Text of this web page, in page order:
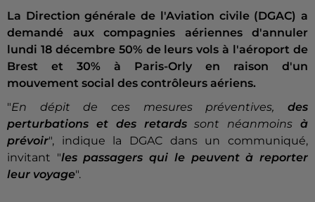
La Direction générale de l'Aviation civile (DGAC) a
demandé aux compagnies aériennes d'annuler
lundi 18 décembre 50% de leurs vols à l'aéroport de
Brest et 30% à Paris-Orly en raison d'un
mouvement social des contrôleurs aériens.
"En dépit de ces mesures préventives, des
perturbations et des retardssont néanmoins à
prévoir", indique la DGAC dans un communiqué,
invitant "les passagers qui le peuvent à reporter
leur voyage".